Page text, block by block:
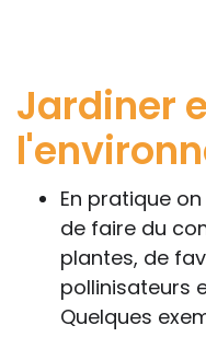
Jardiner
En pratique
de faire du
plantes, de
pollinisateurs
Quelques